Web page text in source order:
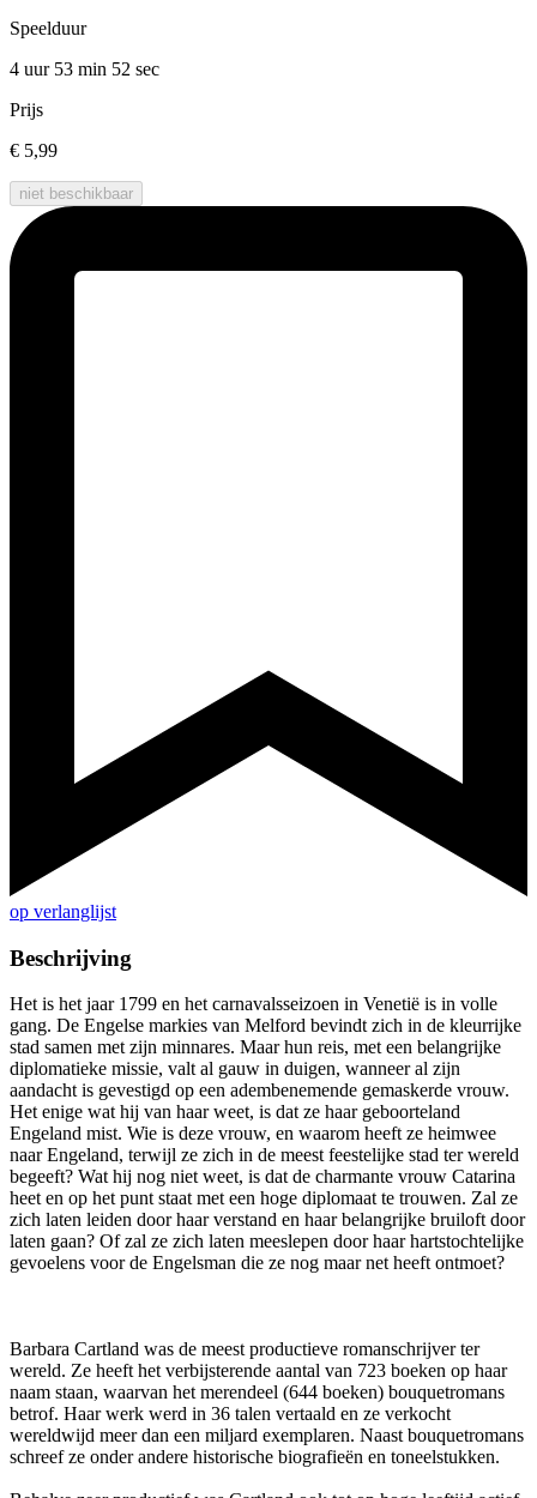
Speelduur
4 uur 53 min 52 sec
Prijs
€ 5,99
niet beschikbaar
op verlanglijst
Beschrijving
Het is het jaar 1799 en het carnavalsseizoen in Venetië is in volle
gang. De Engelse markies van Melford bevindt zich in de kleurrijke
stad samen met zijn minnares. Maar hun reis, met een belangrijke
diplomatieke missie, valt al gauw in duigen, wanneer al zijn
aandacht is gevestigd op een adembenemende gemaskerde vrouw.
Het enige wat hij van haar weet, is dat ze haar geboorteland
Engeland mist. Wie is deze vrouw, en waarom heeft ze heimwee
naar Engeland, terwijl ze zich in de meest feestelijke stad ter wereld
begeeft? Wat hij nog niet weet, is dat de charmante vrouw Catarina
heet en op het punt staat met een hoge diplomaat te trouwen. Zal ze
zich laten leiden door haar verstand en haar belangrijke bruiloft door
laten gaan? Of zal ze zich laten meeslepen door haar hartstochtelijke
gevoelens voor de Engelsman die ze nog maar net heeft ontmoet?
Barbara Cartland was de meest productieve romanschrijver ter
wereld. Ze heeft het verbijsterende aantal van 723 boeken op haar
naam staan, waarvan het merendeel (644 boeken) bouquetromans
betrof. Haar werk werd in 36 talen vertaald en ze verkocht
wereldwijd meer dan een miljard exemplaren. Naast bouquetromans
schreef ze onder andere historische biografieën en toneelstukken.